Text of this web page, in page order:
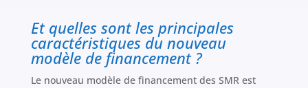
Et quelles sont les principales
caractéristiques du nouveau
modèle de financement ?
Le nouveau modèle de financement des SMR est